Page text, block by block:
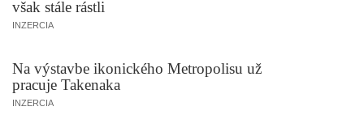
však stále rástli
INZERCIA
Na výstavbe ikonického Metropolisu už
pracuje Takenaka
INZERCIA